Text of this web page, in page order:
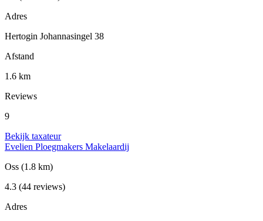
Adres
Hertogin Johannasingel 38
Afstand
1.6 km
Reviews
9
Bekijk taxateur
Evelien Ploegmakers Makelaardij
Oss (1.8 km)
4.3 (44 reviews)
Adres